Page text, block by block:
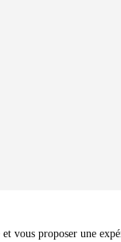
vous proposer une